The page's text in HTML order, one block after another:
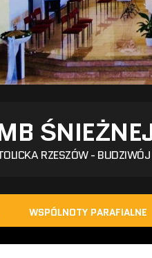
RZESZÓW - BUDZIWÓJ
WSPÓLNOTY PARAFIALNE